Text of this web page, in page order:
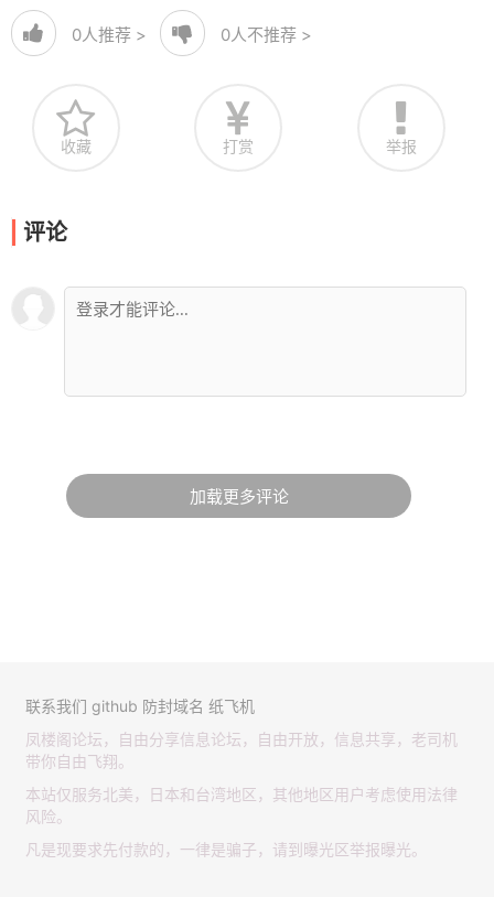
0人推荐 > 0人不推荐 >
收藏 打赏 举报
评论
加载更多评论
联系我们 github 防封域名 纸飞机
凤楼阁论坛，自由分享信息论坛，自由开放，信息共享，老司机
带你自由飞翔。
本站仅服务北美，日本和台湾地区，其他地区用户考虑使用法律
风险。
凡是现要求先付款的，一律是骗子，请到曝光区举报曝光。